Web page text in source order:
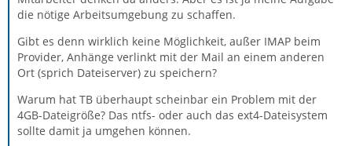
die nötige Arbeitsumgebung zu schaffen.
Gibt es denn wirklich keine Möglichkeit, außer IMAP beim
Provider, Anhänge verlinkt mit der Mail an einem anderen
Ort (sprich Dateiserver) zu speichern?
Warum hat TB überhaupt scheinbar ein Problem mit der
4GB-Dateigröße? Das ntfs- oder auch das ext4-Dateisystem
sollte damit ja umgehen können.